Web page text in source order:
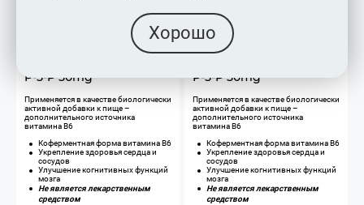
P-5-P 50mg
​Применяется в качестве биологически
активной добавки к пище –
дополнительного источника
витамина В6
Коферментная форма витамина В6
Укрепление здоровья сердца и
сосудов
Улучшение когнитивных функций
мозга
Не является лекарственным
средством
P-5-P 50mg
​Применяется в качестве биологически
активной добавки к пище –
дополнительного источника
витамина В6
Коферментная форма витамина В6
Укрепление здоровья сердца и
сосудов
Улучшение когнитивных функций
мозга
Не является лекарственным
средством
Хорошо